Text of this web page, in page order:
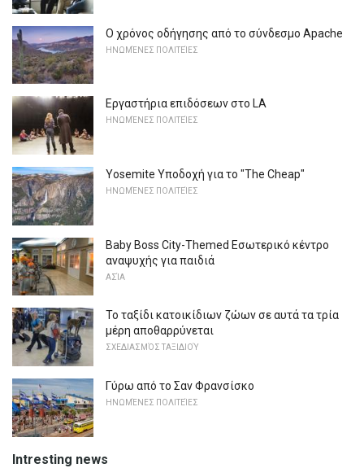
Ο χρόνος οδήγησης από το σύνδεσμο Apache
ΗΝΩΜΈΝΕΣ ΠΟΛΙΤΕΊΕΣ
Εργαστήρια επιδόσεων στο LA
ΗΝΩΜΈΝΕΣ ΠΟΛΙΤΕΊΕΣ
Yosemite Υποδοχή για το "The Cheap"
ΗΝΩΜΈΝΕΣ ΠΟΛΙΤΕΊΕΣ
Baby Boss City-Themed Εσωτερικό κέντρο
αναψυχής για παιδιά
ΑΣΊΑ
Το ταξίδι κατοικίδιων ζώων σε αυτά τα τρία
μέρη αποθαρρύνεται
ΣΧΕΔΙΑΣΜΌΣ ΤΑΞΙΔΙΟΎ
Γύρω από το Σαν Φρανσίσκο
ΗΝΩΜΈΝΕΣ ΠΟΛΙΤΕΊΕΣ
Intresting news